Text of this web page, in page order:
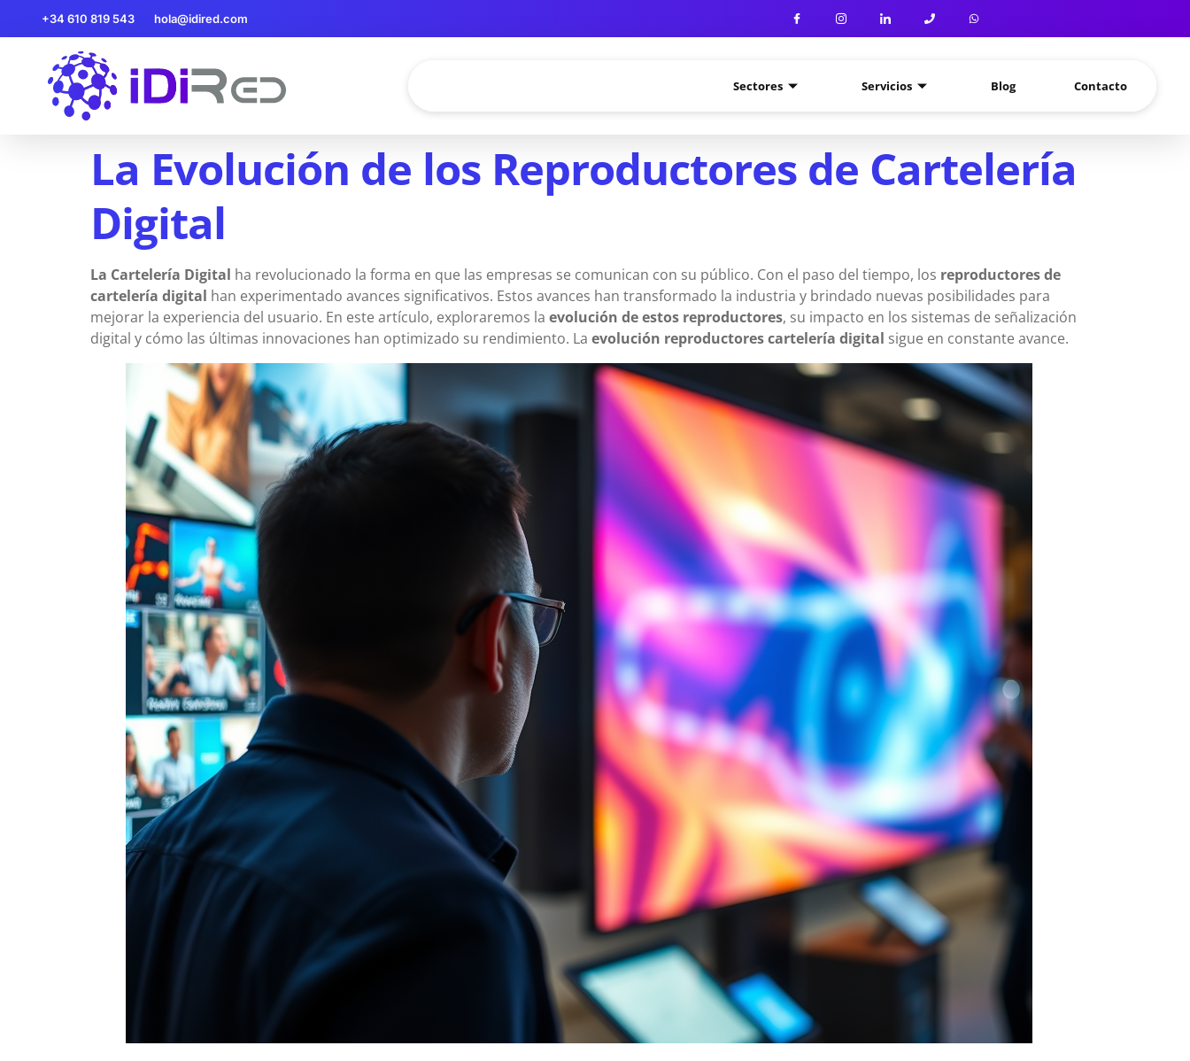
+34 610 819 543 hola@idired.com
Sectores Servicios Blog Contacto
La Evolución de los Reproductores de Cartelería
Digital
La Cartelería Digital ha revolucionado la forma en que las empresas se comunican con su público. Con el paso del tiempo, los reproductores de
cartelería digital han experimentado avances significativos. Estos avances han transformado la industria y brindado nuevas posibilidades para
mejorar la experiencia del usuario. En este artículo, exploraremos la evolución de estos reproductores, su impacto en los sistemas de señalización
digital y cómo las últimas innovaciones han optimizado su rendimiento. La evolución reproductores cartelería digital sigue en constante avance.